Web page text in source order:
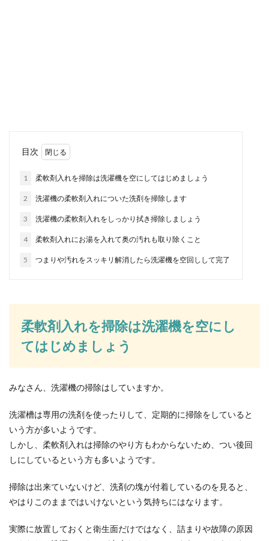
小学校の先生へ心をこめたメッセージ
小学校を卒業する時、お世話になった先生にメッ
セージカードを贈りたいと思っても、どんなこと
を書いていい...
一人暮らしの貯金事情と毎月しっかり
貯金をするコツ
「一人暮らしをして毎月しっかり貯金するなんて
無理」と諦めていませんか？1人暮らしでも家計
をしっか...
いようにしっかり考えよう！
日本のトイレといえば温水洗浄便座が当たり前の
ンセントが必...
自転車通勤で会社まで20kmだと何分か
かる？自転車別に解説
都会に住んでいると、満員電車での通勤がイヤに
目次
1 柔軟剤入れを掃除は洗濯機を空にしてはじめましょう
2 洗濯機の柔軟剤入れについた洗剤を掃除します
3 洗濯機の柔軟剤入れをしっかり拭き掃除しましょう
4 柔軟剤入れにお湯を入れて奥の汚れも取り除くこと
5 つまりや汚れをスッキリ解消したら洗濯機を空回しして完了
柔軟剤入れを掃除は洗濯機を空にし
てはじめましょう
みなさん、洗濯機の掃除はしていますか。
洗濯槽は専用の洗剤を使ったりして、定期的に掃除をしていると
いう方が多いようです。
しかし、柔軟剤入れは掃除のやり方もわからないため、つい後回
しにしているという方も多いようです。
掃除は出来ていないけど、洗剤の塊が付着しているのを見ると、
やはりこのままではいけないという気持ちにはなります。
実際に放置しておくと衛生面だけではなく、詰まりや故障の原因